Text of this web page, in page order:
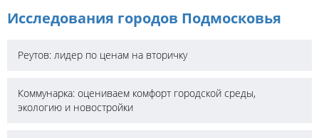
Исследования городов Подмосковья
Реутов: лидер по ценам на вторичку
Коммунарка: оцениваем комфорт городской среды,
экологию и новостройки